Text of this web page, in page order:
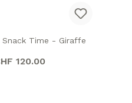
Time - Giraffe
Preis:
120.00